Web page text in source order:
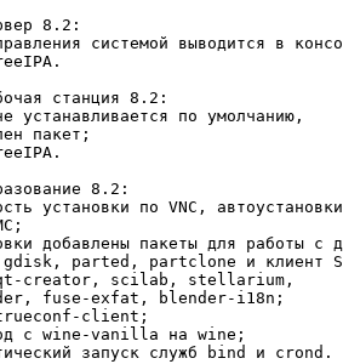
8.2:
системой выводится в
станция 8.2:
устанавливается по умолчанию,
пакет;
8.2:
установки по VNC, автоустановки
добавлены пакеты для работы с
parted, partclone и клиент
qt-creator, scilab, stellarium,
fuse-exfat, blender-i18n;
trueconf-client;
с wine-vanilla на wine;
запуск служб bind и crond.